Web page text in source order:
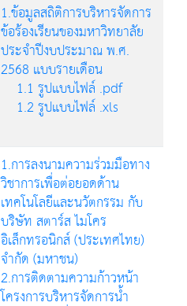
1.ข้อมูลสถิติการบริหารจัดการ
ข้อร้องเรียนของมหาวิทยาลัย
ประจำปีงบประมาณ พ.ศ.
2568 แบบรายเดือน
1.1 รูปแบบไฟล์ .pdf
1.2 รูปแบบไฟล์ .xls
1.การลงนามความร่วมมือทาง
วิชาการเพื่อต่อยอดด้าน
เทคโนโลยีและนวัตกรรม กับ
บริษัท สตาร์ส ไมโคร
อิเล็กทรอนิกส์ (ประเทศไทย)
จำกัด (มหาชน)
2.การติดตามความก้าวหน้า
โครงการบริหารจัดการน้ำ